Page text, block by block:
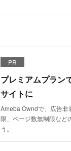
PR
プレミアムプラン
サイトに
Ameba Owndで、広告非
限、ページ数無制限など
う。